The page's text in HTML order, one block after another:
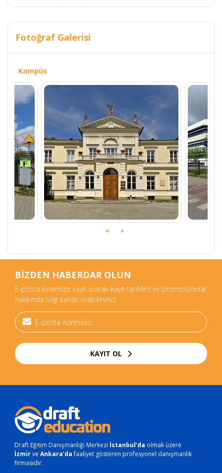
Fotoğraf Galerisi
Kampüs
BİZDEN HABERDAR OLUN
E-posta listemize kayıt olarak kayıt tarihleri ve promosyonlar
hakkında bilgi sahibi olabilirsiniz.
KAYIT OL
Draft Eğitim Danışmanlığı Merkezi İstanbul'da olmak üzere
İzmirve Ankara'dafaaliyet gösteren profesyonel danışmanlık
firmasıdır.